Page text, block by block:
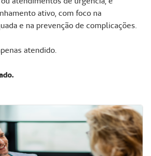
ativo, com foco na
e na prevenção de complicações.
atendido.